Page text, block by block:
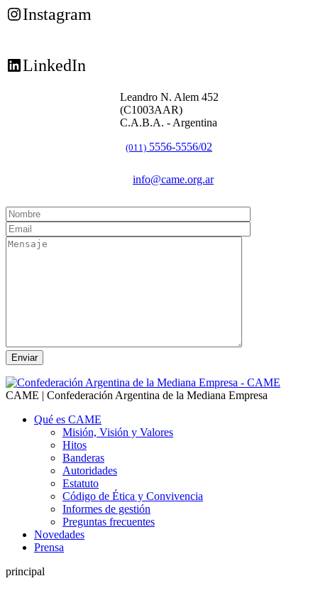
Instagram
LinkedIn
Leandro N. Alem 452
(C1003AAR)
C.A.B.A. - Argentina
(011) 5556-5556/02
info@came.org.ar
CAME | Confederación Argentina de la Mediana Empresa
Qué es CAME
Misión, Visión y Valores
Hitos
Banderas
Autoridades
Estatuto
Código de Ética y Convivencia
Informes de gestión
Preguntas frecuentes
Novedades
Prensa
principal